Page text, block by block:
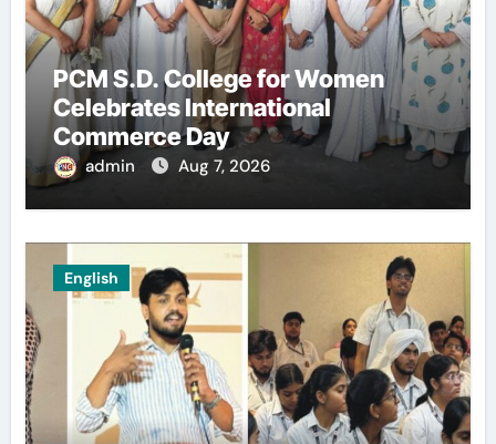
PCM S.D. College for Women
Celebrates International
Commerce Day
admin Aug 7, 2026
English